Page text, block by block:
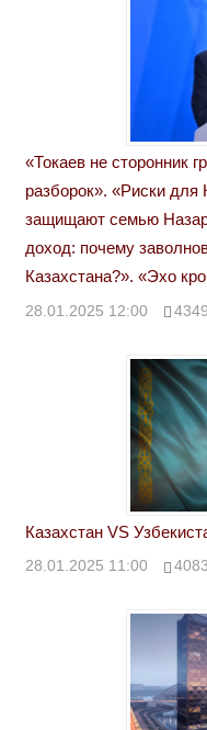
«Токаев не сторонник
разборок». «Риски для
защищают семью
доход: почему
Казахстана?». «Эхо
28.01.2025 12:00
Казахстан VS
28.01.2025 11:00